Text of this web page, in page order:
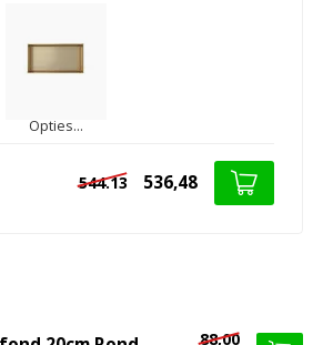
Opties...
544.13 536,48
88,00